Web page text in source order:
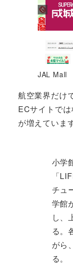
JAL Mall
航空業界だけ
ECサイトで
が増えています
小学
「
チュ
学館
し、
る。
がら
る。